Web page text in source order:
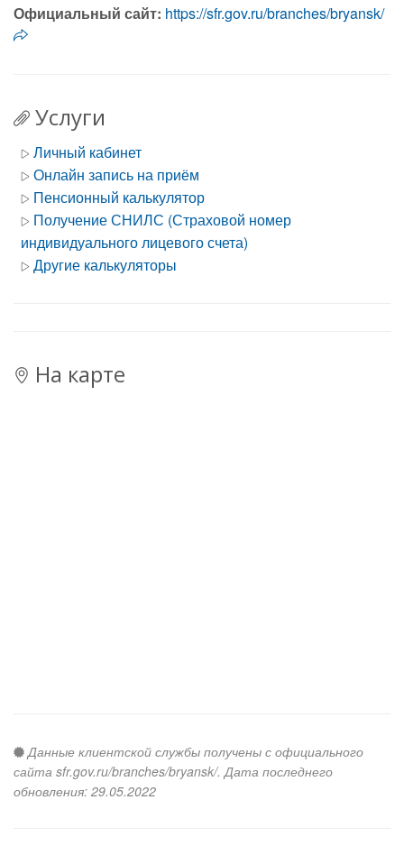
Официальный сайт: https://sfr.gov.ru/branches/bryansk/
Услуги
Личный кабинет
Онлайн запись на приём
Пенсионный калькулятор
Получение СНИЛС (Страховой номер
индивидуального лицевого счета)
Другие калькуляторы
На карте
Данные клиентской службы получены с официального
сайта sfr.gov.ru/branches/bryansk/. Дата последнего
обновления: 29.05.2022